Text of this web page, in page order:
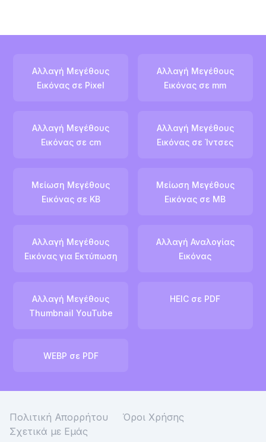
Αλλαγή Μεγέθους
Εικόνας σε Pixel
Αλλαγή Μεγέθους
Εικόνας σε mm
Αλλαγή Μεγέθους
Εικόνας σε cm
Αλλαγή Μεγέθους
Εικόνας σε Ίντσες
Μείωση Μεγέθους
Εικόνας σε KB
Μείωση Μεγέθους
Εικόνας σε MB
Αλλαγή Μεγέθους
Εικόνας για Εκτύπωση
Αλλαγή Αναλογίας
Εικόνας
Αλλαγή Μεγέθους
Thumbnail YouTube
HEIC σε PDF
WEBP σε PDF
Πολιτική Απορρήτου
Όροι Χρήσης
Σχετικά με Εμάς